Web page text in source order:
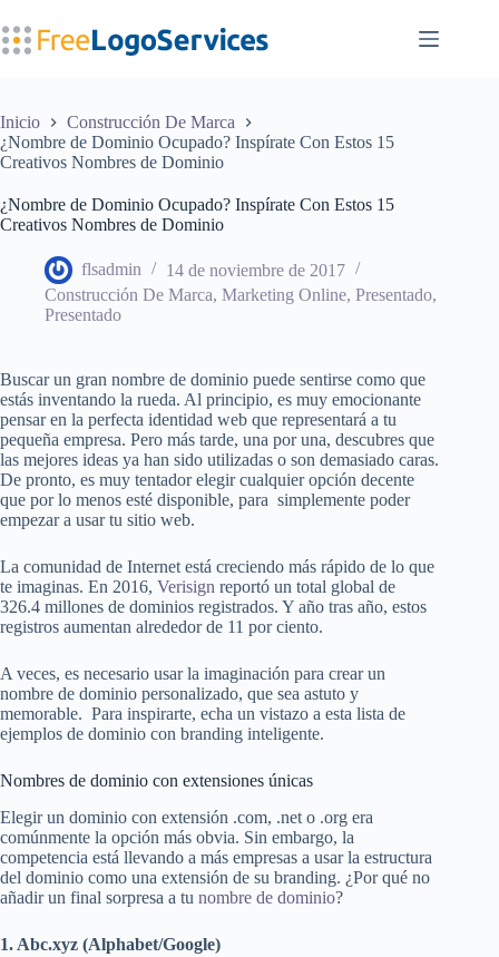
al
contenido
Inicio
Construcción De Marca
¿Nombre de Dominio Ocupado? Inspírate Con Estos 15
Creativos Nombres de Dominio
¿Nombre de Dominio Ocupado? Inspírate Con Estos 15
Creativos Nombres de Dominio
flsadmin
14 de noviembre de 2017
Construcción De Marca, Marketing Online, Presentado,
Presentado
Buscar un gran nombre de dominio puede sentirse como que
estás inventando la rueda. Al principio, es muy emocionante
pensar en la perfecta identidad web que representará a tu
pequeña empresa. Pero más tarde, una por una, descubres que
las mejores ideas ya han sido utilizadas o son demasiado caras.
De pronto, es muy tentador elegir cualquier opción decente
que por lo menos esté disponible, para simplemente poder
empezar a usar tu sitio web.
La comunidad de Internet está creciendo más rápido de lo que
te imaginas. En 2016, Verisign reportó un total global de
326.4 millones de dominios registrados. Y año tras año, estos
registros aumentan alrededor de 11 por ciento.
A veces, es necesario usar la imaginación para crear un
nombre de dominio personalizado, que sea astuto y
memorable. Para inspirarte, echa un vistazo a esta lista de
ejemplos de dominio con branding inteligente.
Nombres de dominio con extensiones únicas
Elegir un dominio con extensión .com, .net o .org era
comúnmente la opción más obvia. Sin embargo, la
competencia está llevando a más empresas a usar la estructura
del dominio como una extensión de su branding. ¿Por qué no
añadir un final sorpresa a tu nombre de dominio?
1. Abc.xyz (Alphabet/Google)